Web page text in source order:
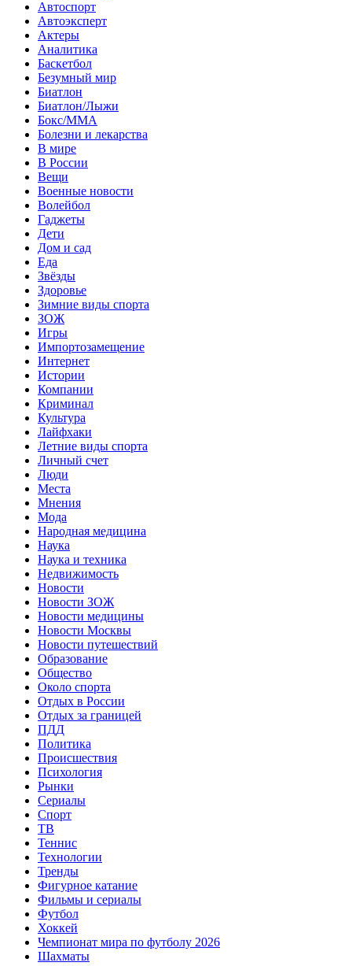
Автоспорт
Автоэксперт
Актеры
Аналитика
Баскетбол
Безумный мир
Биатлон
Биатлон/Лыжи
Бокс/MMA
Болезни и лекарства
В мире
В России
Вещи
Военные новости
Волейбол
Гаджеты
Дети
Дом и сад
Еда
Звёзды
Здоровье
Зимние виды спорта
ЗОЖ
Игры
Импортозамещение
Интернет
Истории
Компании
Криминал
Культура
Лайфхаки
Летние виды спорта
Личный счет
Люди
Места
Мнения
Мода
Народная медицина
Наука
Наука и техника
Недвижимость
Новости
Новости ЗОЖ
Новости медицины
Новости Москвы
Новости путешествий
Образование
Общество
Около спорта
Отдых в России
Отдых за границей
ПДД
Политика
Происшествия
Психология
Рынки
Сериалы
Спорт
ТВ
Теннис
Технологии
Тренды
Фигурное катание
Фильмы и сериалы
Футбол
Хоккей
Чемпионат мира по футболу 2026
Шахматы